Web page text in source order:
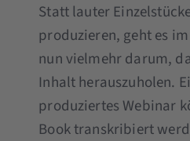
Statt lauter
produzieren, geht es
nun vielmehr darum,
Inhalt herauszuholen.
produziertes Webinar
Book transkribiert